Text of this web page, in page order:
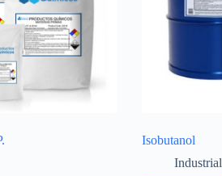
Isobutanol
Industrial